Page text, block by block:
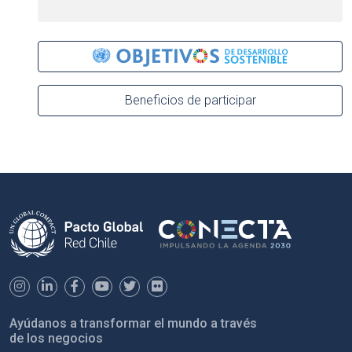
Beneficios de participar
Ayúdanos a transformar el mundo a través
de los negocios